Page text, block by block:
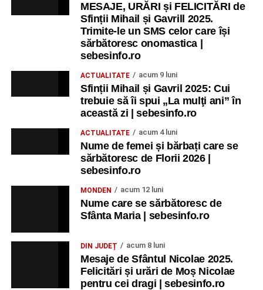
MESAJE, URĂRI și FELICITĂRI de
Sfinții Mihail și Gavrill 2025.
Trimite-le un SMS celor care își
sărbătoresc onomastica |
sebesinfo.ro
ACTUALITATE acum 9 luni
Sfinții Mihail și Gavril 2025: Cui
trebuie să îi spui „La mulţi ani” în
această zi | sebesinfo.ro
ACTUALITATE acum 4 luni
Nume de femei și bărbați care se
sărbătoresc de Florii 2026 |
sebesinfo.ro
MONDEN acum 12 luni
Nume care se sărbătoresc de
Sfânta Maria | sebesinfo.ro
DIN JUDEȚ acum 8 luni
Mesaje de Sfântul Nicolae 2025.
Felicitări și urări de Moș Nicolae
pentru cei dragi | sebesinfo.ro